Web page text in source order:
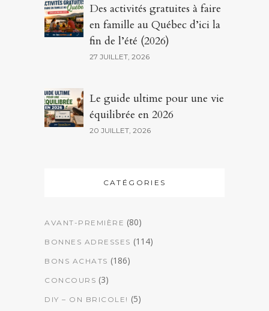
Des activités gratuites à faire
en famille au Québec d’ici la
fin de l’été (2026)
27 JUILLET, 2026
Le guide ultime pour une vie
équilibrée en 2026
20 JUILLET, 2026
CATÉGORIES
AVANT-PREMIÈRE (80)
BONNES ADRESSES (114)
BONS ACHATS (186)
CONCOURS (3)
DIY – ON BRICOLE! (5)